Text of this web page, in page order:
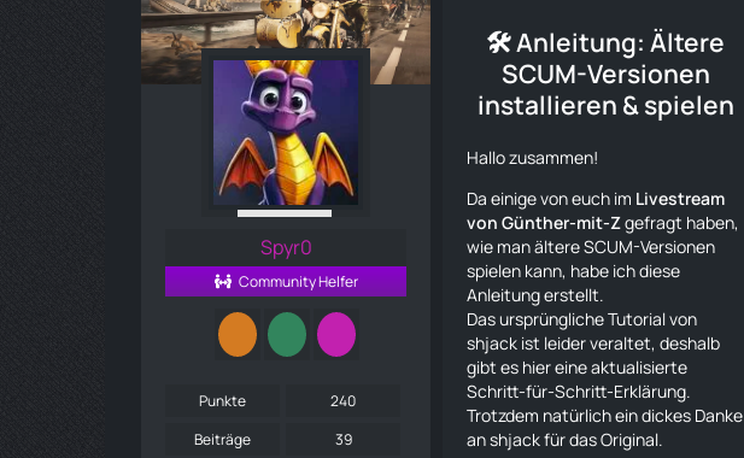
Spyr0
Community Helfer
Punkte
240
Beiträge
39
🛠️ Anleitung: Ältere
SCUM-Versionen
installieren & spielen
Hallo zusammen!
Da einige von euch im Livestream
von Günther-mit-Zgefragt haben,
wie man ältere SCUM-Versionen
spielen kann, habe ich diese
Anleitung erstellt.
Das ursprüngliche Tutorial von
shjack ist leider veraltet, deshalb
gibt es hier eine aktualisierte
Schritt-für-Schritt-Erklärung.
Trotzdem natürlich ein dickes Danke
anshjackfür das Original.